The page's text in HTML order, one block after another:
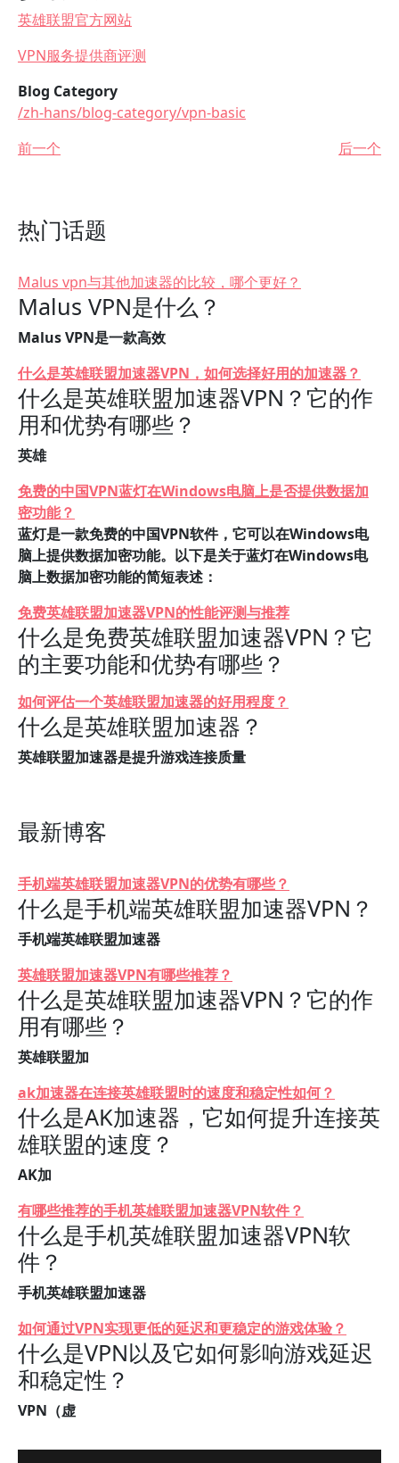
英雄联盟官方网站
VPN服务提供商评测
Blog Category
/zh-hans/blog-category/vpn-basic
前一个
后一个
热门话题
Malus vpn与其他加速器的比较，哪个更好？
Malus VPN是什么？
Malus VPN是一款高效
什么是英雄联盟加速器VPN，如何选择好用的加速器？
什么是英雄联盟加速器VPN？它的作
用和优势有哪些？
英雄
免费的中国VPN蓝灯在Windows电脑上是否提供数据加
密功能？
蓝灯是一款免费的中国VPN软件，它可以在Windows电
脑上提供数据加密功能。以下是关于蓝灯在Windows电
脑上数据加密功能的简短表述：
免费英雄联盟加速器VPN的性能评测与推荐
什么是免费英雄联盟加速器VPN？它
的主要功能和优势有哪些？
如何评估一个英雄联盟加速器的好用程度？
什么是英雄联盟加速器？
英雄联盟加速器是提升游戏连接质量
最新博客
手机端英雄联盟加速器VPN的优势有哪些？
什么是手机端英雄联盟加速器VPN？
手机端英雄联盟加速器
英雄联盟加速器VPN有哪些推荐？
什么是英雄联盟加速器VPN？它的作
用有哪些？
英雄联盟加
ak加速器在连接英雄联盟时的速度和稳定性如何？
什么是AK加速器，它如何提升连接英
雄联盟的速度？
AK加
有哪些推荐的手机英雄联盟加速器VPN软件？
什么是手机英雄联盟加速器VPN软
件？
手机英雄联盟加速器
如何通过VPN实现更低的延迟和更稳定的游戏体验？
什么是VPN以及它如何影响游戏延迟
和稳定性？
VPN（虚